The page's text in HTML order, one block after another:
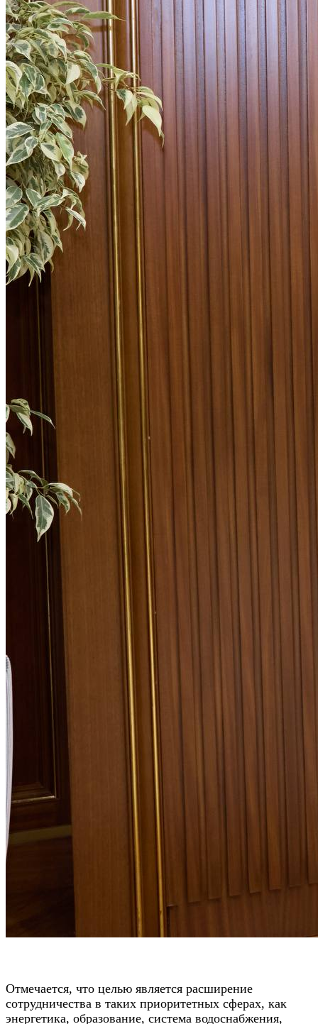
Отмечается, что целью является расширение
сотрудничества в таких приоритетных сферах, как
энергетика, образование, система водоснабжения,